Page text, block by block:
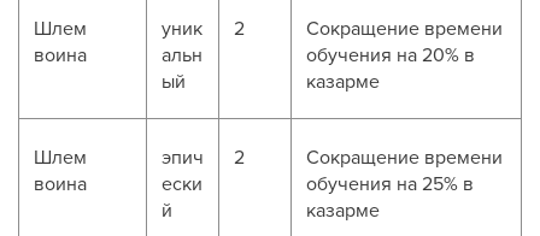
Шлем
воина
уник
альн
ый
2
Сокращение времени
обучения на 20% в
казарме
Шлем
воина
эпич
ески
й
2
Сокращение времени
обучения на 25% в
казарме